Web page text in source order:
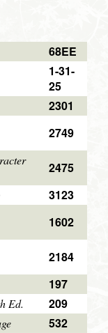
68EE
1-31-
25
2301
2749
2475
3123
1602
2184
197
Ed.
209
532